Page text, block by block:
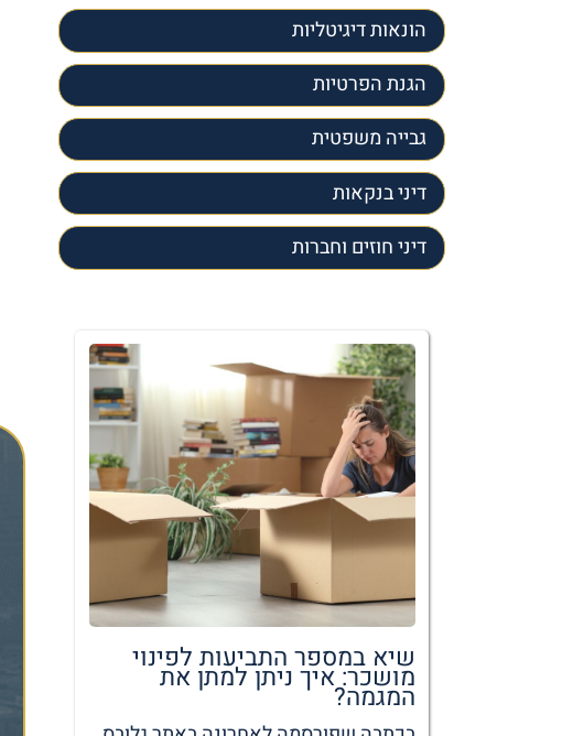
הונאות דיגיטליות
הגנת הפרטיות
גבייה משפטית
דיני בנקאות
דיני חוזים וחברות
שיא במספר התביעות לפינוי
מושכר: איך ניתן למתן את
המגמה?